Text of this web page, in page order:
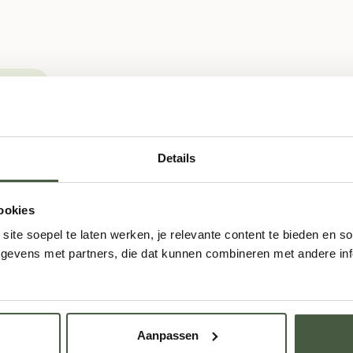
Details
soepel te laten werken, je relevante content te bieden en
met partners, die dat kunnen combineren met andere
Aanpassen
Sterke Drank en Likeuren
in de mooie agrarische regio van Aargau. Het begon
te starten. Max werd al snel bekend als een